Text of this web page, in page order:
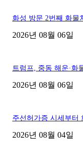
화성 방문 2번째 화물
2026년 08월 06일
트럼프, 중동 해운·화
2026년 08월 06일
주선허가증 시세부터
2026년 08월 04일